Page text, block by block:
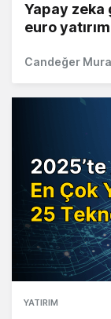
Yapay zeka
euro
Candeğer
YATIRIM